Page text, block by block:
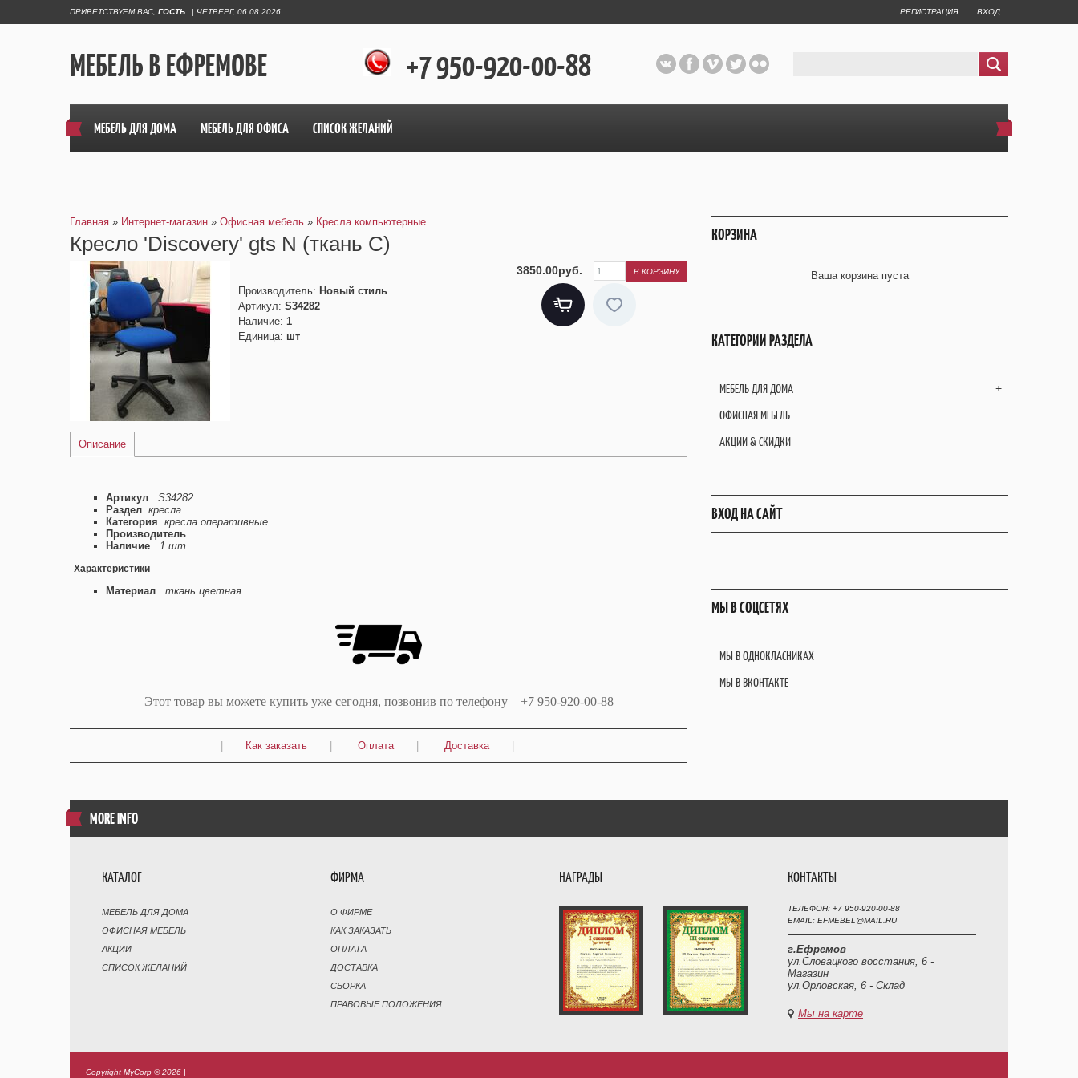
ПРИВЕТСТВУЕМ ВАС ГОСТЬ | ЧЕТВЕРГ, 06.08.2026 РЕГИСТРАЦИЯ ВХОД
МЕБЕЛЬ В ЕФРЕМОВЕ +7 950-920-00-88
МЕБЕЛЬ ДЛЯ ДОМА МЕБЕЛЬ ДЛЯ ОФИСА СПИСОК ЖЕЛАНИЙ
Главная » Интернет-магазин » Офисная мебель » Кресла компьютерные
Кресло 'Discovery' gts N (ткань С)
3850.00руб.
Производитель: Новый стиль
Артикул: S34282
Наличие: 1
Единица: шт
Описание
Артикул
S34282
Раздел кресла
Категория кресла оперативные
Производитель
Наличие
1 шт
Характеристики
Материал ткань цветная
Этот товар вы можете купить уже сегодня, позвонив по телефону +7 950-920-00-88
Как заказать Оплата Доставка
КОРЗИНА
Ваша корзина пуста
КАТЕГОРИИ РАЗДЕЛА
+
МЕБЕЛЬ ДЛЯ ДОМА
ОФИСНАЯ МЕБЕЛЬ
АКЦИИ & СКИДКИ
ВХОД НА САЙТ
МЫ В СОЦСЕТЯХ
МЫ В ОДНОКЛАСНИКАХ
МЫ В ВКОНТАКТЕ
MORE INFO
КАТАЛОГ
МЕБЕЛЬ ДЛЯ ДОМА
ОФИСНАЯ МЕБЕЛЬ
АКЦИИ
СПИСОК ЖЕЛАНИЙ
ФИРМА
О ФИРМЕ
КАК ЗАКАЗАТЬ
ОПЛАТА
ДОСТАВКА
СБОРКА
ПРАВОВЫЕ ПОЛОЖЕНИЯ
НАГРАДЫ КОНТАКТЫ
ТЕЛЕФОН: +7 950-920-00-88
EMAIL: EFMEBEL@MAIL.RU
г.Ефремов
ул.Словацкого восстания, 6 -
Магазин
ул.Орловская, 6 - Склад
Мы на карте
Copyright MyCorp © 2026 |